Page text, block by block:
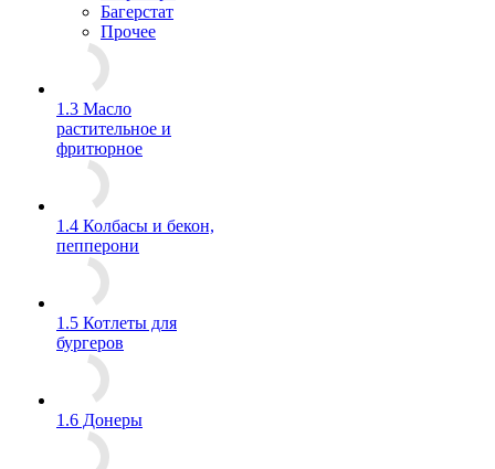
Багерстат
Прочее
1.3 Масло
растительное и
фритюрное
1.4 Колбасы и бекон,
пепперони
1.5 Котлеты для
бургеров
1.6 Донеры